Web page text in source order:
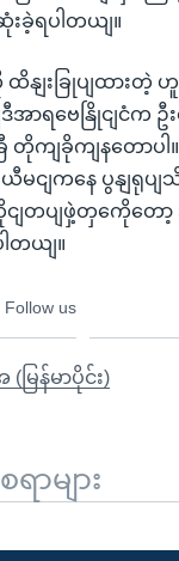
ခဲ့ရပါတယျ။
နျးခြုပျထားတဲ့
အာရဗေနြိုငျငံက ဦ
တိုကျခိုကျနတောပါ
ယီမငျကနေ ပွနျရုပ
ျတပျဖှဲ့တှကေိုတော့
တယျ။
Follow us
မြန်မာပိုင်း)
ာများ